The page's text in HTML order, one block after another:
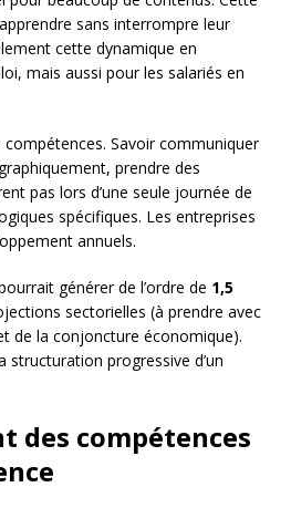
sans interrompre leur
cette dynamique en
mais aussi pour les salariés en
Savoir communiquer
prendre des
pas lors d’une seule journée de
spécifiques. Les entreprises
annuels.
générer de l’ordre de 1,5
sectorielles (à prendre avec
de la conjoncture économique).
structuration progressive d’un
des compétences